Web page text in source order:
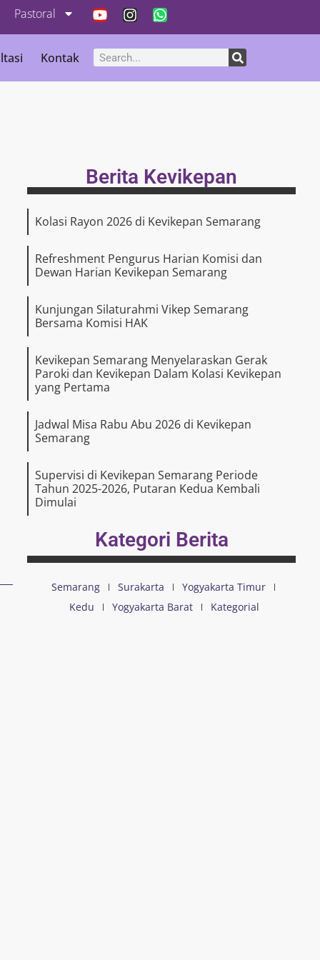
Pastoral
Kontak
Berita Kevikepan
Kolasi Rayon 2026 di Kevikepan Semarang
Refreshment Pengurus Harian Komisi dan
Dewan Harian Kevikepan Semarang
Kunjungan Silaturahmi Vikep Semarang
Bersama Komisi HAK
Kevikepan Semarang Menyelaraskan Gerak
Paroki dan Kevikepan Dalam Kolasi Kevikepan
yang Pertama
Jadwal Misa Rabu Abu 2026 di Kevikepan
Semarang
Supervisi di Kevikepan Semarang Periode
Tahun 2025-2026, Putaran Kedua Kembali
Dimulai
Kategori Berita
Semarang Surakarta
Yogyakarta Timur
Kedu
Yogyakarta Barat Kategorial